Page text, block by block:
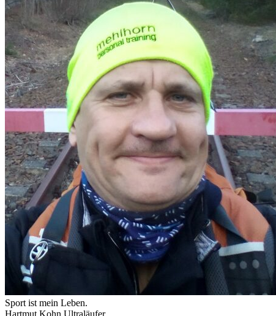
Sport ist mein Leben.